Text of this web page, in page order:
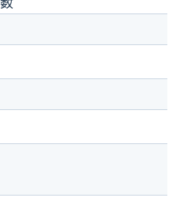
guide/en-US/advisory/CVE-
guide/en-US/advisory/CVE-